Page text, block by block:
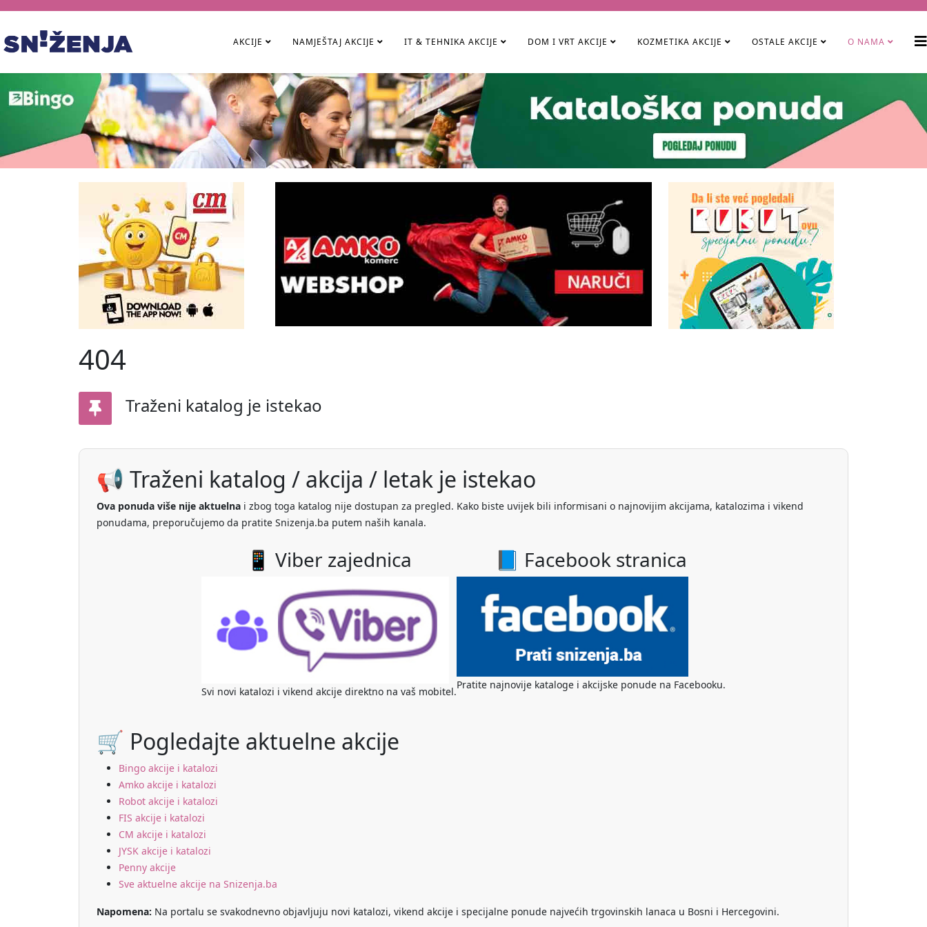
AKCIJE NAMJEŠTAJ AKCIJE IT & TEHNIKA AKCIJE DOM I VRT AKCIJE KOZMETIKA AKCIJE OSTALE AKCIJE O NAMA
404
Traženi katalog je istekao
📢 Traženi katalog / akcija / letak je istekao
Ova ponuda više nije aktuelna i zbog toga katalog nije dostupan za pregled. Kako biste uvijek bili informisani o najnovijim akcijama, katalozima i vikend
ponudama, preporučujemo da pratite Snizenja.ba putem naših kanala.
📱 Viber zajednica
Svi novi katalozi i vikend akcije direktno na vaš mobitel.
📘 Facebook stranica
Pratite najnovije kataloge i akcijske ponude na Facebooku.
🛒 Pogledajte aktuelne akcije
Bingo akcije i katalozi
Amko akcije i katalozi
Robot akcije i katalozi
FIS akcije i katalozi
CM akcije i katalozi
JYSK akcije i katalozi
Penny akcije
Sve aktuelne akcije na Snizenja.ba
Napomena: Na portalu se svakodnevno objavljuju novi katalozi, vikend akcije i specijalne ponude najvećih trgovinskih lanaca u Bosni i Hercegovini.